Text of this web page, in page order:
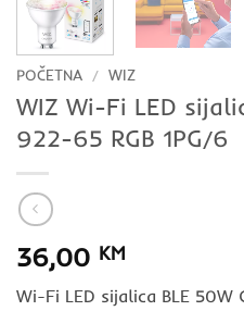
POČETNA / WIZ
WIZ Wi-Fi LED
922-65 RGB 1PG/6
36,00 KM
Wi-Fi LED sijalica BLE 50W